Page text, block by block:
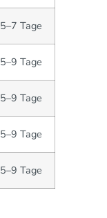
5–7 Tage
5–9 Tage
5–9 Tage
5–9 Tage
5–9 Tage